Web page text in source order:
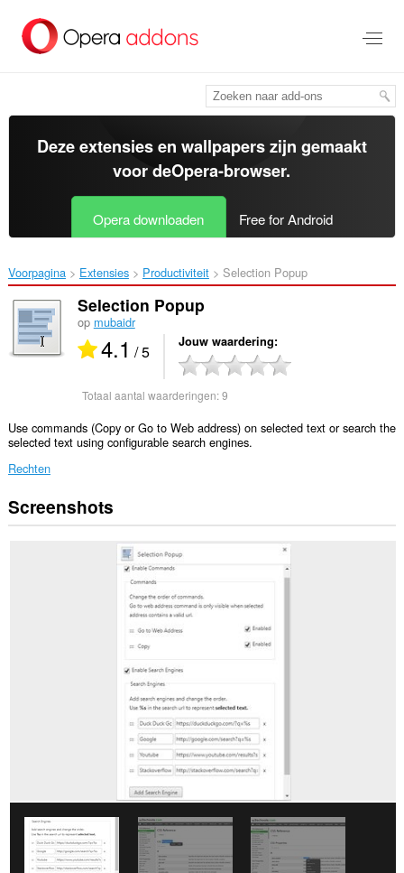
tekst
springen
Deze extensies en wallpapers zijn gemaakt
voor deOpera-browser.
Opera downloaden Free for Android
Voorpagina Extensies Productiviteit Selection Popup‎
Selection Popup
op mubaidr
4.1 / 5 Jouw waardering
Totaal aantal waarderingen:9
Use commands (Copy or Go to Web address) on selected text or search the
selected text using configurable search engines.
Rechten
Deze
extensie
Screenshots